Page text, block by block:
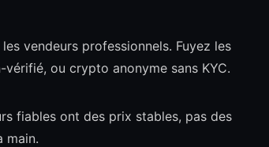
vendeurs professionnels. Fuyez les
ou crypto anonyme sans KYC.
fiables ont des prix stables, pas des
main.